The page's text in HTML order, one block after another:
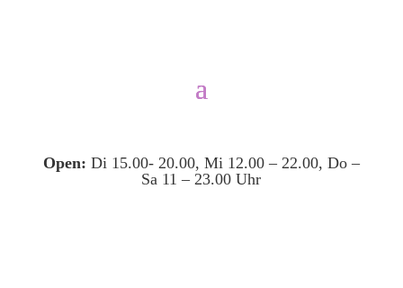
Open: Di 15.00- 20.00, Mi 12.00 – 22.00, Do –
Sa 11 – 23.00 Uhr